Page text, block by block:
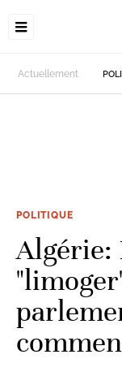
Actuellement
POLITIQUE
Algérie: